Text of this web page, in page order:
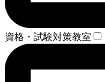
資格・試験対策教室